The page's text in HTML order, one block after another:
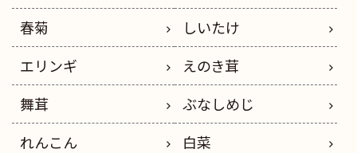
春菊
しいたけ
エリンギ
えのき茸
舞茸
ぶなしめじ
れんこん
白菜